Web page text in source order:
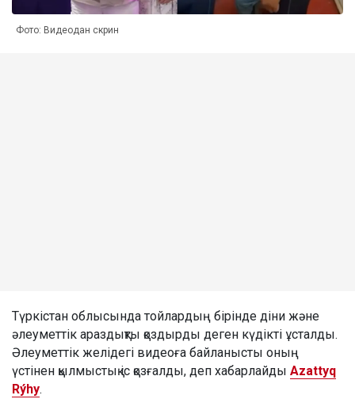
Фото: Видеодан скрин
Түркістан облысында тойлардың бірінде діни және
әлеуметтік араздықты қоздырды деген күдікті ұсталды.
Әлеуметтік желідегі видеоға байланысты оның
үстінен қылмыстық іс қозғалды, деп хабарлайды Azattyq
Rýhy.